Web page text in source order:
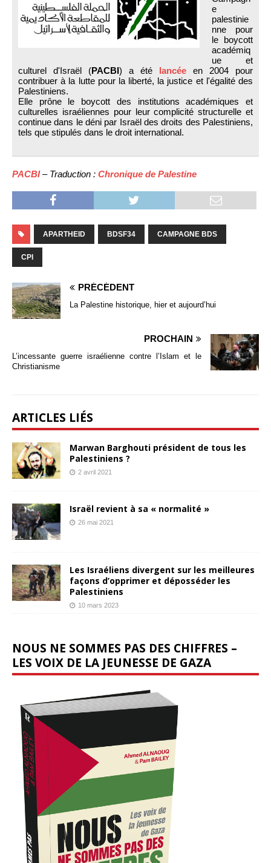
e
palestinie
nne pour
le boycott
académiq
ue et
culturel d'Israël (PACBI) a été lancée en 2004 pour
contribuer à la lutte pour la liberté, la justice et l'égalité des
Palestiniens.
Elle prône le boycott des institutions académiques et
culturelles israéliennes pour leur complicité structurelle et
continue dans le déni par Israël des droits des Palestiniens,
tels que stipulés dans le droit international.
PACBI– Traduction : Chronique de Palestine
APARTHEID BDSF34 CAMPAGNE BDS
CPI
PRÉCÉDENT
La Palestine historique, hier et aujourd’hui
PROCHAIN
L’incessante guerre israélienne contre l’Islam et le
Christianisme
ARTICLES LIÉS
Marwan Barghouti président de tous les
Palestiniens ?
2 avril 2021
Israël revient à sa « normalité »
26 mai 2021
Les Israéliens divergent sur les meilleures
façons d’opprimer et déposséder les
Palestiniens
10 mars 2023
NOUS NE SOMMES PAS DES CHIFFRES –
LES VOIX DE LA JEUNESSE DE GAZA